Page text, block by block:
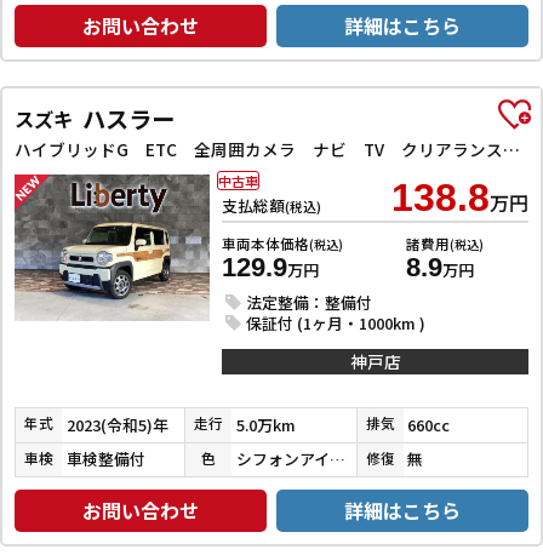
お問い合わせ 詳細はこちら
スズキ ハスラー
ハイブリッドG ETC 全周囲カメラ ナビ TV クリアランスソナー オートクルーズコントロール レーンアシスト 衝突被害軽減システム オートライト スマートキー アイドリングストップ
支払総額(税込) 138.8万円
車両本体価格(税込)
129.9万円
諸費用(税込)
8.9万円
法定整備：整備付
保証付 (1ヶ月・1000km )
中古車
神戸店
年式 2023(令和5)年 走行 5.0万km 排気 660cc
車検 車検整備付 色 シフォンアイボリーメタリック 修復 無
お問い合わせ 詳細はこちら